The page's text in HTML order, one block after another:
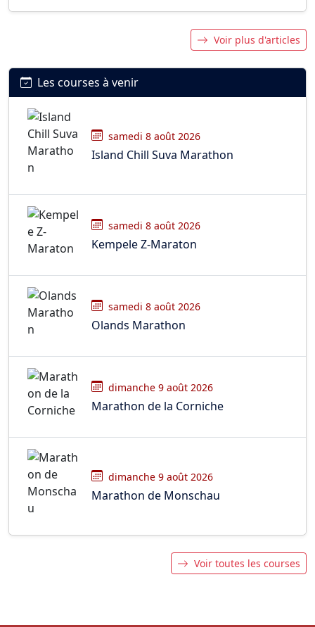
Voir plus d'articles
Les courses à venir
samedi 8 août 2026
Island Chill Suva Marathon
samedi 8 août 2026
Kempele Z-Maraton
samedi 8 août 2026
Olands Marathon
dimanche 9 août 2026
Marathon de la Corniche
dimanche 9 août 2026
Marathon de Monschau
Voir toutes les courses